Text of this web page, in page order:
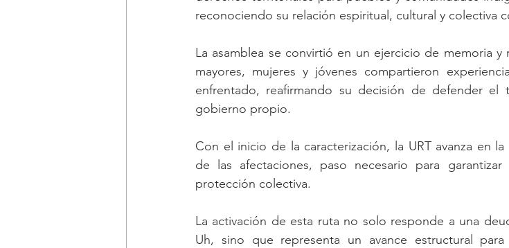
reconociendo su relación espiritual, cultural y colectiva
La asamblea se convirtió en un ejercicio de memoria
mayores, mujeres y jóvenes compartieron
enfrentado, reafirmando su decisión de defender
gobierno propio.
Con el inicio de la caracterización, la URT avanza en
de las afectaciones, paso necesario para
protección colectiva.
La activación de esta ruta no solo responde a una
Uh, sino que representa un avance estructural